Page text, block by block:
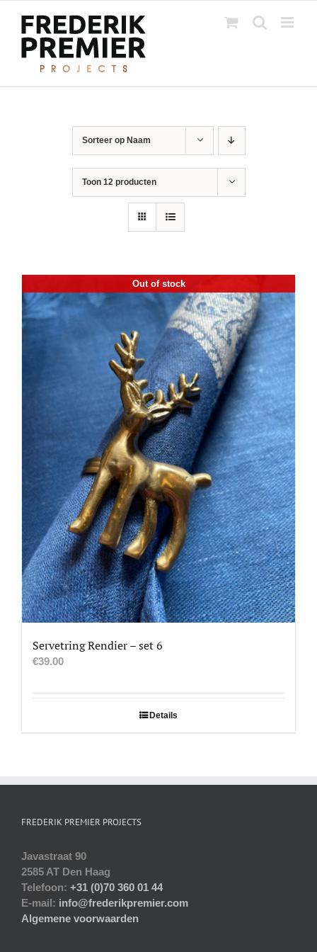
inhoud
Sorteer op Naam
Toon 12 producten
Out of stock
Servetring Rendier – set 6
€39.00
Details
FREDERIK PREMIER PROJECTS
Javastraat 90
2585 AT Den Haag
Telefoon: +31 (0)70 360 01 44
E-mail: info@frederikpremier.com
Algemene voorwaarden